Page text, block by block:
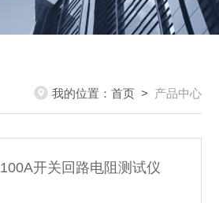
我的位置： 首页 > 产品中心
100A开关回路电阻测试仪